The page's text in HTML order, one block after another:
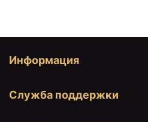
Информация
Служба поддержки